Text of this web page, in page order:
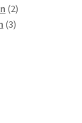
22
produits
33